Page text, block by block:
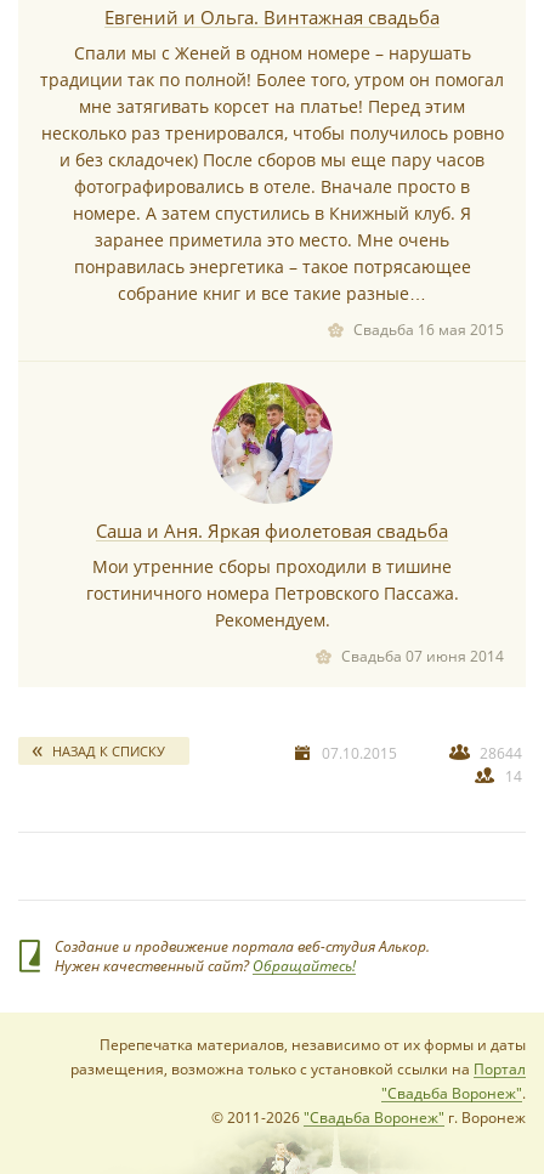
*
*
Евгений и Ольга. Винтажная свадьба
Спали мы с Женей в одном номере – нарушать
традиции так по полной! Более того, утром он помогал
мне затягивать корсет на платье! Перед этим
несколько раз тренировался, чтобы получилось ровно
и без складочек) После сборов мы еще пару часов
фотографировались в отеле. Вначале просто в
номере. А затем спустились в Книжный клуб. Я
заранее приметила это место. Мне очень
понравилась энергетика – такое потрясающее
собрание книг и все такие разные…
Свадьба 16 мая 2015
Саша и Аня. Яркая фиолетовая свадьба
Мои утренние сборы проходили в тишине
гостиничного номера Петровского Пассажа.
Рекомендуем.
Свадьба 07 июня 2014
НАЗАД К СПИСКУ 07.10.2015
28644
14
Создание и продвижение портала веб-студия Алькор.
Нужен качественный сайт?Обращайтесь!
Перепечатка материалов, независимо от их формы и даты
размещения, возможна только с установкой ссылки на Портал
"Свадьба Воронеж".
© 2011-2026"Свадьба Воронеж" г. Воронеж